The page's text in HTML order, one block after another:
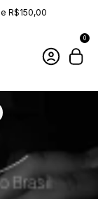
R$150,00
0